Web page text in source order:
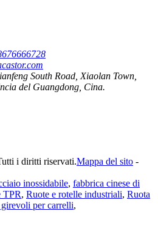
South Road, Xiaolan Town,
del Guangdong, Cina.
i diritti riservati.Mappa del sito -
inossidabile, fabbrica cinese di
TPR, Ruote e rotelle industriali, Ruota
per carrelli,